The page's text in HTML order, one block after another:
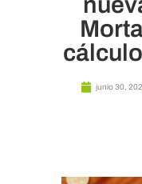
junio 30,